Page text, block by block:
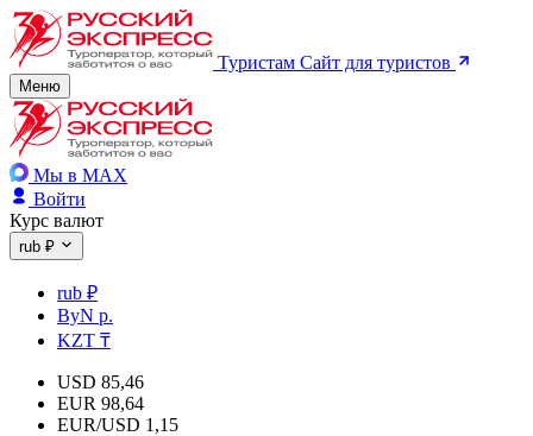
Туристам Сайт для туристов
Меню
Мы в MAX
Войти
Курс валют
rub ₽
rub ₽
ByN р.
KZT ₸
USD 85,46
EUR 98,64
EUR/USD 1,15